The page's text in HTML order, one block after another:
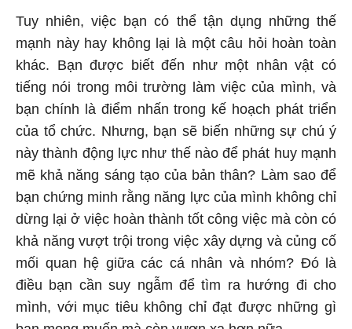
Tuy nhiên, việc bạn có thể tận dụng những thế
mạnh này hay không lại là một câu hỏi hoàn toàn
khác. Bạn được biết đến như một nhân vật có
tiếng nói trong môi trường làm việc của mình, và
bạn chính là điểm nhấn trong kế hoạch phát triển
của tổ chức. Nhưng, bạn sẽ biến những sự chú ý
này thành động lực như thế nào để phát huy mạnh
mẽ khả năng sáng tạo của bản thân? Làm sao để
bạn chứng minh rằng năng lực của mình không chỉ
dừng lại ở việc hoàn thành tốt công việc mà còn có
khả năng vượt trội trong việc xây dựng và củng cố
mối quan hệ giữa các cá nhân và nhóm? Đó là
điều bạn cần suy ngẫm để tìm ra hướng đi cho
mình, với mục tiêu không chỉ đạt được những gì